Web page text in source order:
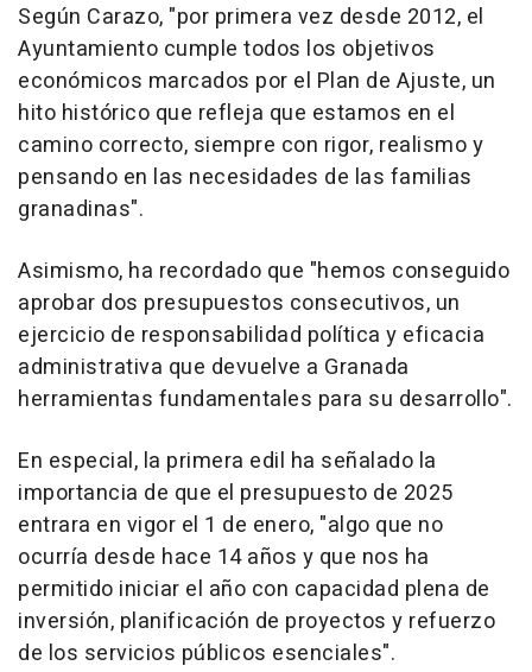
Según Carazo, "por primera vez desde 2012, el
Ayuntamiento cumple todos los objetivos
económicos marcados por el Plan de Ajuste, un
hito histórico que refleja que estamos en el
camino correcto, siempre con rigor, realismo y
pensando en las necesidades de las familias
granadinas".
Asimismo, ha recordado que "hemos conseguido
aprobar dos presupuestos consecutivos, un
ejercicio de responsabilidad política y eficacia
administrativa que devuelve a Granada
herramientas fundamentales para su desarrollo".
En especial, la primera edil ha señalado la
importancia de que el presupuesto de 2025
entrara en vigor el 1 de enero, "algo que no
ocurría desde hace 14 años y que nos ha
permitido iniciar el año con capacidad plena de
inversión, planificación de proyectos y refuerzo
de los servicios públicos esenciales".